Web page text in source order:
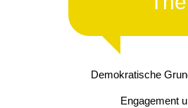
Demokratische
Engagement